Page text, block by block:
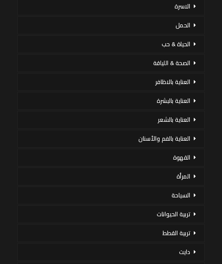
الاسرة
الحمل
الحياة & حب
الصحة & اللياقة
العناية بالاظافر
العناية بالبشرة
العناية بالشعر
العناية بالفم والأسنان
القهوة
المرأة
السياحة
تربية الحيوانات
تربية القطط
دايت